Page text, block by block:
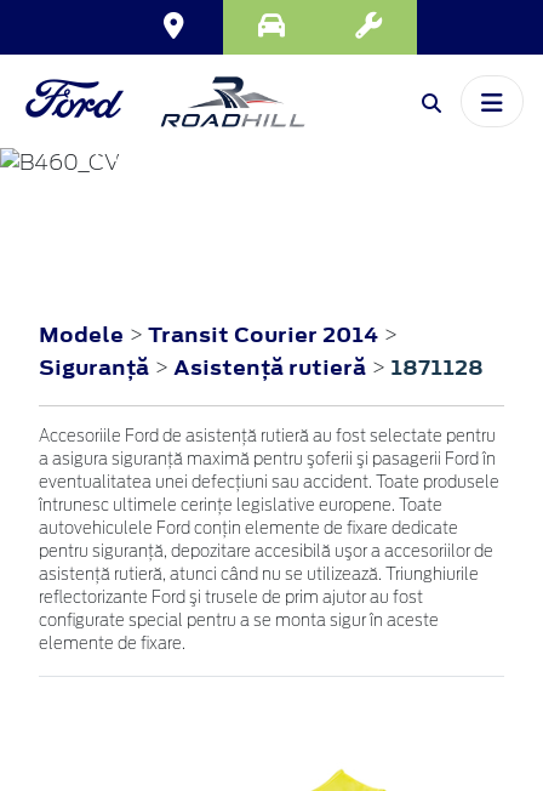
TRANSIT COURIER
Modele > Transit Courier 2014 >
Siguranţă > Asistenţă rutieră > 1871128
Accesoriile Ford de asistenţă rutieră au fost selectate pentru
a asigura siguranţă maximă pentru şoferii şi pasagerii Ford în
eventualitatea unei defecţiuni sau accident. Toate produsele
întrunesc ultimele cerinţe legislative europene. Toate
autovehiculele Ford conţin elemente de fixare dedicate
pentru siguranţă, depozitare accesibilă uşor a accesoriilor de
asistenţă rutieră, atunci când nu se utilizează. Triunghiurile
reflectorizante Ford şi trusele de prim ajutor au fost
configurate special pentru a se monta sigur în aceste
elemente de fixare.